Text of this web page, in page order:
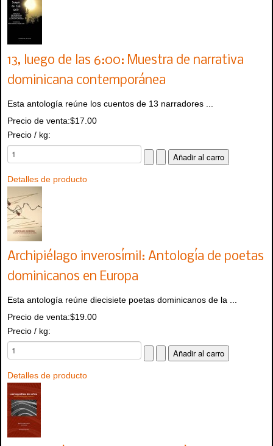
13, luego de las 6:00: Muestra de narrativa
dominicana contemporánea
Esta antología reúne los cuentos de 13 narradores ...
Precio de venta:$17.00
Precio / kg:
Detalles de producto
Archipiélago inverosímil: Antología de poetas
dominicanos en Europa
Esta antología reúne diecisiete poetas dominicanos de la ...
Precio de venta:$19.00
Precio / kg:
Detalles de producto